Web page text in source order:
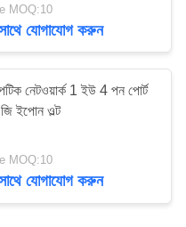
MOQ:10
যোগাযোগ করুন
নেটওয়ার্ক 1 ইউ 4 পন পোর্ট
ইপোন ওল্ট
MOQ:10
যোগাযোগ করুন